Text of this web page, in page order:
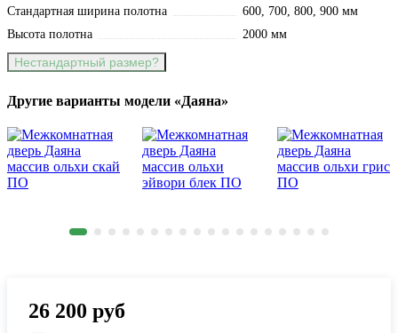
Стандартная ширина полотна
600, 700, 800, 900 мм
Высота полотна
2000 мм
Нестандартный размер?
Другие варианты модели «Даяна»
26 200 руб